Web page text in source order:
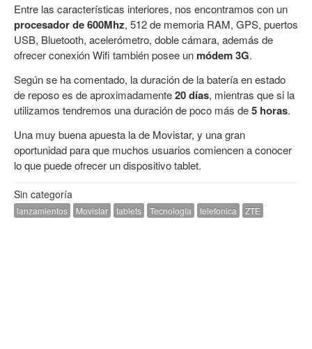
Entre las características interiores, nos encontramos con un
procesador de 600Mhz, 512 de memoria RAM, GPS, puertos
USB, Bluetooth, acelerómetro, doble cámara, además de
ofrecer conexión Wifi también posee un módem 3G.
Según se ha comentado, la duración de la batería en estado
de reposo es de aproximadamente20 días, mientras que si la
utilizamos tendremos una duración de poco más de5 horas.
Una muy buena apuesta la de Movistar, y una gran
oportunidad para que muchos usuarios comiencen a conocer
lo que puede ofrecer un dispositivo tablet.
Sin categoría
lanzamientos Movistar tablets Tecnología telefonica ZTE